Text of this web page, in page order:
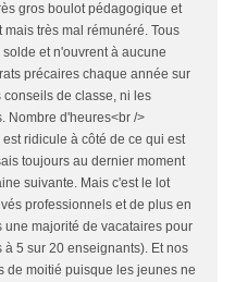
gros boulot pédagogique et
très mal rémunéré. Tous
et n'ouvrent à aucune
précaires chaque année sur
de classe, ni les
Nombre d'heures<br />
ridicule à côté de ce qui est
toujours au dernier moment
suivante. Mais c'est le lot
professionnels et de plus en
une majorité de vacataires pour
5 sur 20 enseignants). Et nos
de moitié puisque les jeunes ne